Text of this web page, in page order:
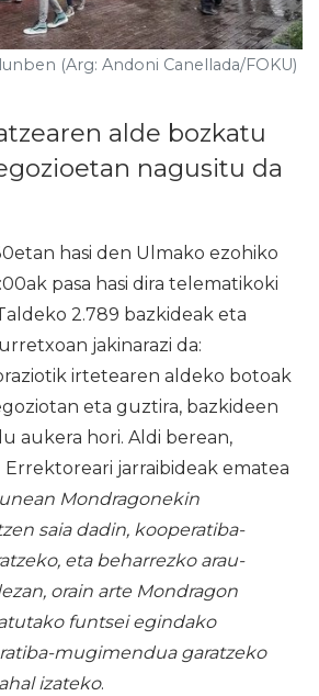
(Arg: Andoni Canellada/FOKU)
alde bozkatu
nagusitu da
hasi den Ulmako ezohiko
pasa hasi dira telematikoki
2.789 bazkideak eta
jakinarazi da:
irtetearen aldeko botoak
eta guztira, bazkideen
aukera hori. Aldi berean,
jarraibideak ematea
Mondragonekin
saia dadin, kooperatiba-
eta beharrezko arau-
orain arte Mondragon
funtsei egindako
mugimendua garatzeko
izateko.